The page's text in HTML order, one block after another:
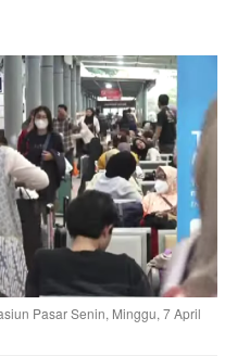
Pasar Senin, Minggu, 7 April